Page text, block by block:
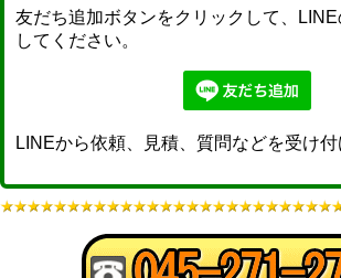
友だち追加ボタンをクリックして、
してください。
LINEから依頼、見積、質問などを受け付